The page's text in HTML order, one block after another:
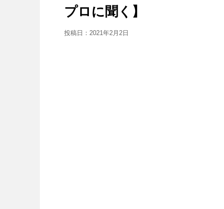
プロに聞く】
投稿日： 2021年2月2日